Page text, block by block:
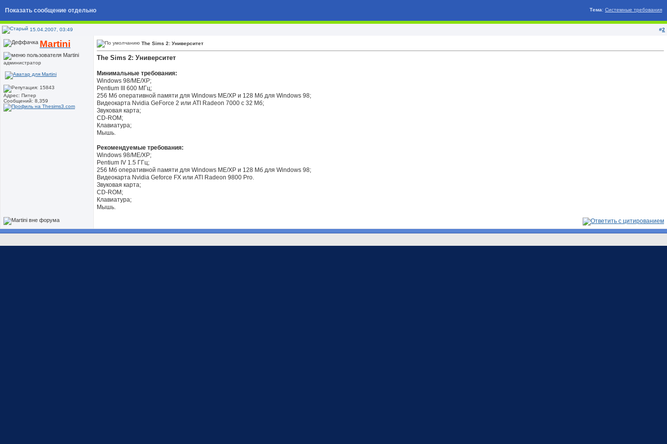
Тема: Системные требования
Показать сообщение отдельно
15.04.2007, 03:49 #2
Martini
администратор
Адрес: Питер
Сообщений: 8,359
The Sims 2: Университет
The Sims 2: Университет
Минимальные требования:
Windows 98/ME/XP;
Pentium III 600 МГц;
256 Мб оперативной памяти для Windows ME/XP и 128 Мб для Windows 98;
Видеокарта Nvidia GeForce 2 или ATI Radeon 7000 с 32 Мб;
Звуковая карта;
CD-ROM;
Клавиатура;
Мышь.
Рекомендуемые требования:
Windows 98/ME/XP;
Pentium IV 1.5 ГГц;
256 Мб оперативной памяти для Windows ME/XP и 128 Мб для Windows 98;
Видеокарта Nvidia Geforce FX или ATI Radeon 9800 Pro.
Звуковая карта;
CD-ROM;
Клавиатура;
Мышь.